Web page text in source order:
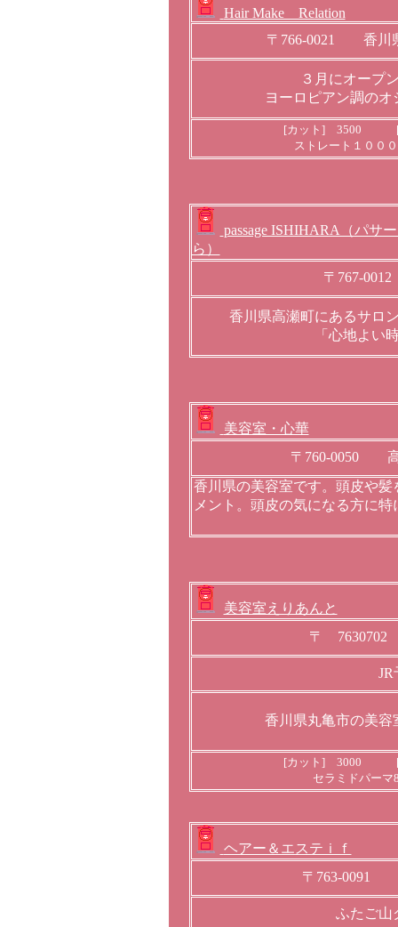
Hair Make Relation
〒766-0021 香川
３月にオープ
ヨーロピアン調の
[カット] 3500 [
ストレート１００
passage ISHIHARA（パサ
ら）
〒767-
香川県高瀬町にあるサロ
「心地よい
美容室・心華
〒760-0050 高
香川県の美容室です。頭皮や
メント。頭皮の気になる方に
美容室えりあんと
〒 7630702
香川県丸亀市の美容
[カット] 3000 [
セラミドパーマ
ヘアー＆エステｉｆ
〒763-0091
ふたご山